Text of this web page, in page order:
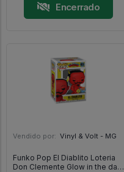
Encerrado
Vendido por: Vinyl & Volt - MG
Funko Pop El Diablito Loteria
Don Clemente Glow in the dark